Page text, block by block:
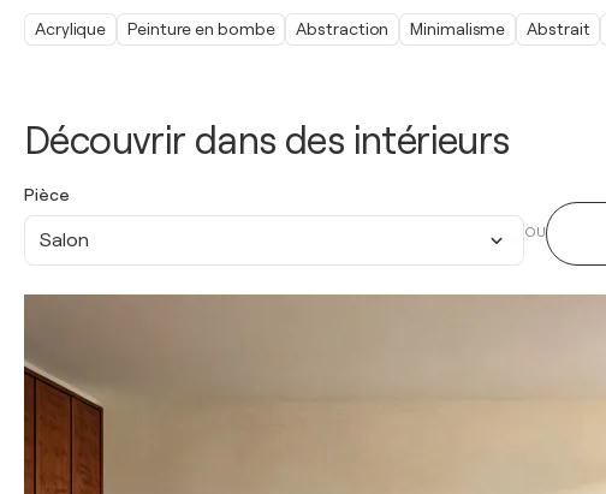
Découvrir dans des intérieurs
Pièce
Salon OU
Acrylique Peinture en bombe Abstraction Minimalisme Abstrait